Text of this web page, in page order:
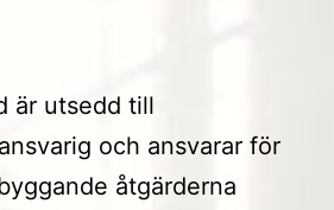
är utsedd till
och ansvarar för
åtgärderna